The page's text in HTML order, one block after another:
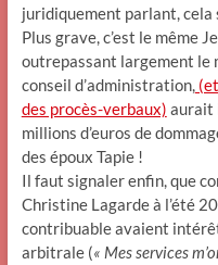
juridiquement parlant, cela
Plus grave, c’est le même
outrepassant largement le
conseil d’administration,(et
des procès-verbaux) aurait
millions d’euros de
des époux Tapie !
Il faut signaler enfin, que
Christine Lagarde à l’été
contribuable avaient
arbitrale (« Mes services